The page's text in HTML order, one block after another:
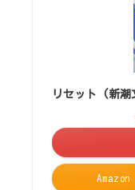
リセット (新潮
Amazon